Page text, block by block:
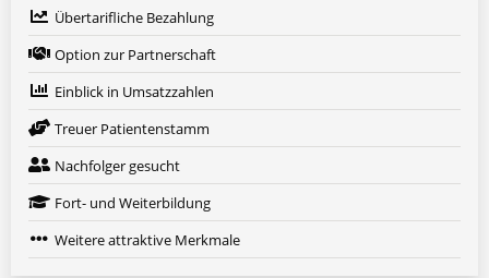
Übertarifliche Bezahlung
Option zur Partnerschaft
Einblick in Umsatzzahlen
Treuer Patientenstamm
Nachfolger gesucht
Fort- und Weiterbildung
Weitere attraktive Merkmale